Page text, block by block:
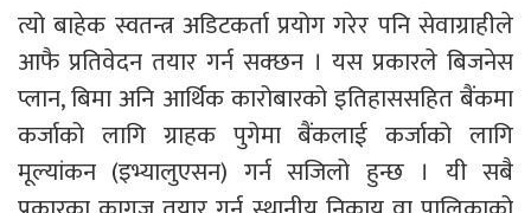
त्यो बाहेक स्वतन्त्र अडिटकर्ता प्रयोग गरेर पनि सेवाग्राहीले
आफै प्रतिवेदन तयार गर्न सक्छन । यस प्रकारले बिजनेस
प्लान, बिमा अनि आर्थिक कारोबारको इतिहाससहित बैंकमा
कर्जाको लागि ग्राहक पुगेमा बैंकलाई कर्जाको लागि
मूल्यांकन (इभ्यालुएसन) गर्न सजिलो हुन्छ । यी सबै